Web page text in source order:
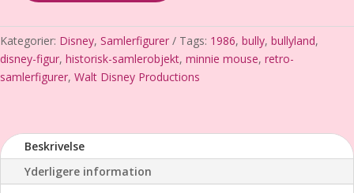
–
Bully
(1986)
–
stand
antal
Kategorier: Disney, Samlerfigurer Tags: 1986, bully, bullyland,
disney-figur, historisk-samlerobjekt, minnie mouse, retro-
samlerfigurer, Walt Disney Productions
Beskrivelse
Yderligere information